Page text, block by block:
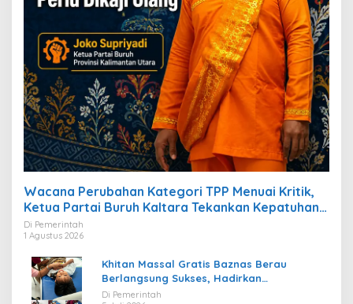
Wacana Perubahan Kategori TPP Menuai Kritik,
Ketua Partai Buruh Kaltara Tekankan Kepatuhan
Regulasi
Di Pemerintah
1 Agustus 2026
Khitan Massal Gratis Baznas Berau
Berlangsung Sukses, Hadirkan
Kebahagiaan bagi Puluhan Anak
Di Pemerintah